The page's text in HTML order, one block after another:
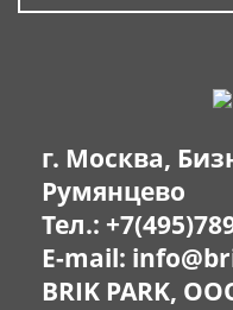
г. Москва,
Румянцево
Тел.:
E-mail:
BRIK PARK,